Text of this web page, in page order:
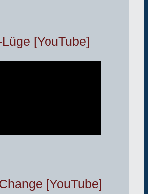
Lüge [YouTube]
[YouTube]